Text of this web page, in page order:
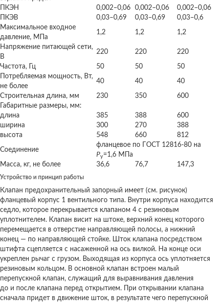
ПКЭН
0,002–0,06 0,002–0,06
0,002–0,06
ПКЭВ
0,03–0,69 0,03–0,69
0,03–0,6
Максимальное входное
давление, МПа
1,2 1,2 1,2
Напряжение питающей сети,
В
220 220 220
Частота, Гц 50 50
50
Потребляемая мощность, Вт,
не более
40 40 40
Строительная длина, мм 230 350
600
Габаритные размеры, мм:
длина
385 388
600
ширина
300 270
388
высота
548 660 812
Соединение
фланцевое по ГОСТ 12816-80 на
Pу=1,6 МПа
Масса, кг, не более
36,6 76,7 147,3
Устройство и принцип работы
Клапан предохранительный запорный имеет (см. рисунок)
фланцевый корпус 1 вентильного типа. Внутри корпуса находится
седло, которое перекрывается клапаном 4 с резиновым
уплотнителем. Клапан висит на штоке, верхний конец которого
перемещается в отверстие направляющей полосы, а нижний
конец — по направляющей стойке. Шток клапана посредством
штифта сцепляется с насаженной на ось вилкой. На конце оси
укреплен рычаг с грузом. Выходящая из корпуса ось уплотняется
резиновым кольцом. В основной клапан встроен малый
перепускной клапан, служащий для выравнивания давления
до и после клапана перед открытием. При открывании клапана
сначала придет в движение шток, в результате чего перепускной